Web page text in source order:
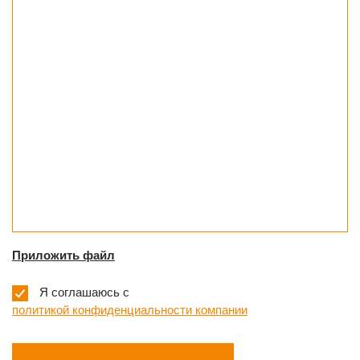
Приложить файл
Я соглашаюсь с
политикой конфиденциальности компании